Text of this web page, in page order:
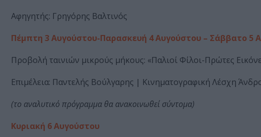
Αφηγητής: Γρηγόρης Βαλτινός
Πέμπτη 3 Αυγούστου-Παρασκευή 4 Αυγούστου – Σάββατο 5
Προβολή ταινιών μικρούς μήκους: «Παλιοί Φίλοι-Πρώτες
Επιμέλεια: Παντελής Βούλγαρης | Κινηματογραφική Λέσχη
(το αναλυτικό πρόγραμμα θα ανακοινωθεί σύντομα)
Κυριακή 6 Αυγούστου